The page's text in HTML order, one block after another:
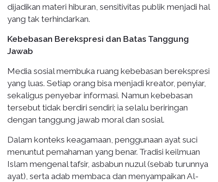
dijadikan materi hiburan, sensitivitas publik menjadi hal
yang tak terhindarkan.
Kebebasan Berekspresi dan Batas Tanggung
Jawab
Media sosial membuka ruang kebebasan berekspresi
yang luas. Setiap orang bisa menjadi kreator, penyiar,
sekaligus penyebar informasi. Namun kebebasan
tersebut tidak berdiri sendiri; ia selalu beriringan
dengan tanggung jawab moral dan sosial.
Dalam konteks keagamaan, penggunaan ayat suci
menuntut pemahaman yang benar. Tradisi keilmuan
Islam mengenal tafsir, asbabun nuzul (sebab turunnya
ayat), serta adab membaca dan menyampaikan Al-